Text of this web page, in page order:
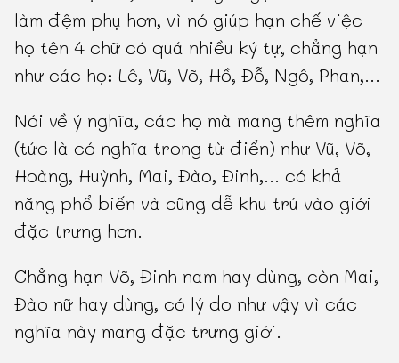
làm đệm phụ hơn, vì nó giúp hạn chế việc
họ tên 4 chữ có quá nhiều ký tự, chẳng hạn
như các họ: Lê, Vũ, Võ, Hồ, Đỗ, Ngô, Phan,...
Nói về ý nghĩa, các họ mà mang thêm nghĩa
(tức là có nghĩa trong từ điển) như Vũ, Võ,
Hoàng, Huỳnh, Mai, Đào, Đinh,... có khả
năng phổ biến và cũng dễ khu trú vào giới
đặc trưng hơn.
Chẳng hạn Võ, Đinh nam hay dùng, còn Mai,
Đào nữ hay dùng, có lý do như vậy vì các
nghĩa này mang đặc trưng giới.